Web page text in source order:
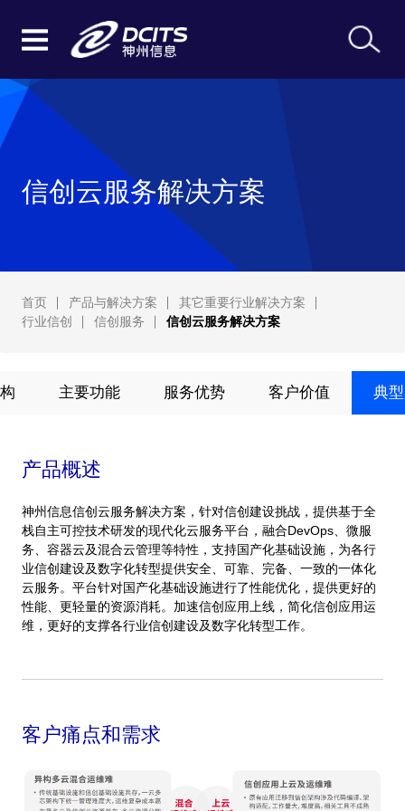
信创云服务解决方案
首页 产品与解决方案
其它重要行业解决方案
行业信创
信创服务 信创云服务解决方案
主要功能 服务优势 客户价值 典
产品概述
神州信息信创云服务解决方案，针对信创建设挑战，提供基于全
栈自主可控技术研发的现代化云服务平台，融合DevOps、微服
务、容器云及混合云管理等特性，支持国产化基础设施，为各行
业信创建设及数字化转型提供安全、可靠、完备、一致的一体化
云服务。平台针对国产化基础设施进行了性能优化，提供更好的
性能、更轻量的资源消耗。加速信创应用上线，简化信创应用运
维，更好的支撑各行业信创建设及数字化转型工作。
客户痛点和需求